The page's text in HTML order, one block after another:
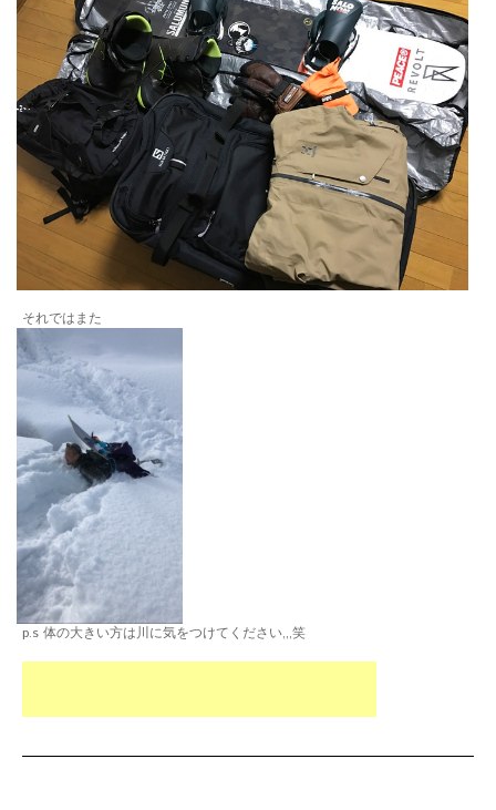
それではまた
p.s 体の大きい方は川に気をつけてください,,,笑